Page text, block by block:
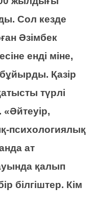
Сол кезде
Әзімбек
енді міне,
Қазір
түрлі
психологиялық
ат
қалып
білгіштер. Кім